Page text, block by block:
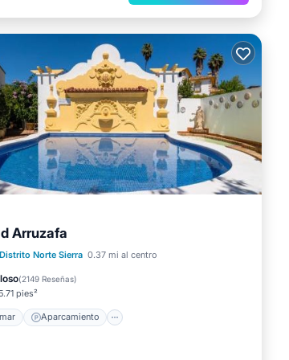
Arruzafa
Distrito Norte Sierra 0.37 mi al centro
(2149 Reseñas)
pies²
Aparcamiento
Frente al mar Aparcamiento
Vista al mar